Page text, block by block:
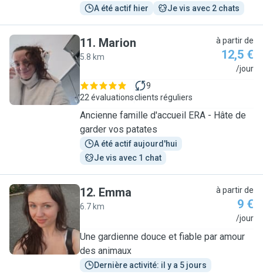
A été actif hier Je vis avec 2 chats
M
11. Marion
5.8 km
à partir de
12,5 €
/jour
22 évaluations
9
clients réguliers
Ancienne famille d'accueil ERA - Hâte de
garder vos patates
A été actif aujourd'hui
Je vis avec 1 chat
E
12. Emma
6.7 km
à partir de
9 €
/jour
Une gardienne douce et fiable par amour
des animaux
Dernière activité: il y a 5 jours